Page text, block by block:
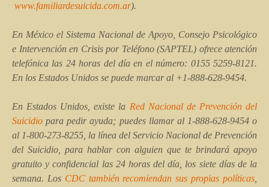
www.familiardesuicida.com.ar).
En México el Sistema Nacional de Apoyo, Consejo Psicológico
e Intervención en Crisis por Teléfono (SAPTEL) ofrece atención
telefónica las 24 horas del día en el número: 0155 5259-8121.
En los Estados Unidos se puede marcar al +1-888-628-9454.
En Estados Unidos, existe la Red Nacional de Prevención del
Suicidio para pedir ayuda; puedes llamar al 1-888-628-9454 o
al 1-800-273-8255, la línea del Servicio Nacional de Prevención
del Suicidio, para hablar con alguien que te brindará apoyo
gratuito y confidencial las 24 horas del día, los siete días de la
semana. LosCDC también recomiendan sus propias políticas